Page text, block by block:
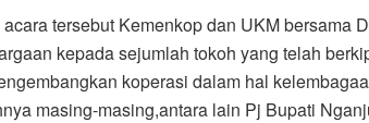
tersebut Kemenkop dan UKM bersama
kepada sejumlah tokoh yang telah
koperasi dalam hal
masing-masing,antara lain Pj Bupati